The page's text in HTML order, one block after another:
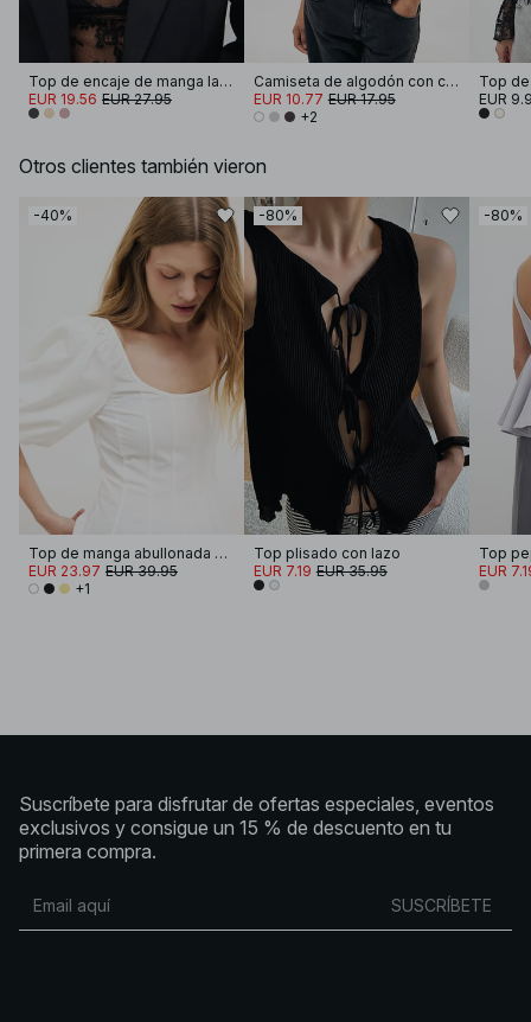
Top de encaje de manga larga
EUR 19.56 EUR 27.95
Camiseta de algodón con cuello redondo
EUR 10.77 EUR 17.95
+2
EUR
Otros clientes también vieron
-40%
Top de manga abullonada plisado
EUR 23.97 EUR 39.95
+1
-80%
Top plisado con lazo
EUR 7.19 EUR 35.95
-80%
Top
EUR
Suscríbete para disfrutar de ofertas especiales, eventos
exclusivos y consigue un 15 % de descuento en tu
primera compra.
SUSCRÍBETE